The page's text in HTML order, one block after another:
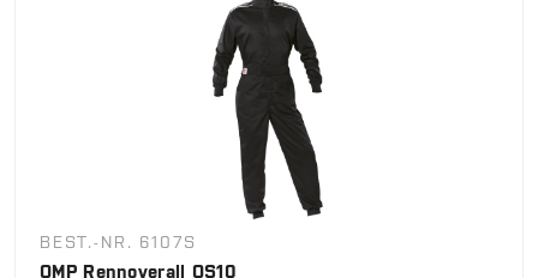
BEST.-NR. 6107S
OMP Rennoverall OS10